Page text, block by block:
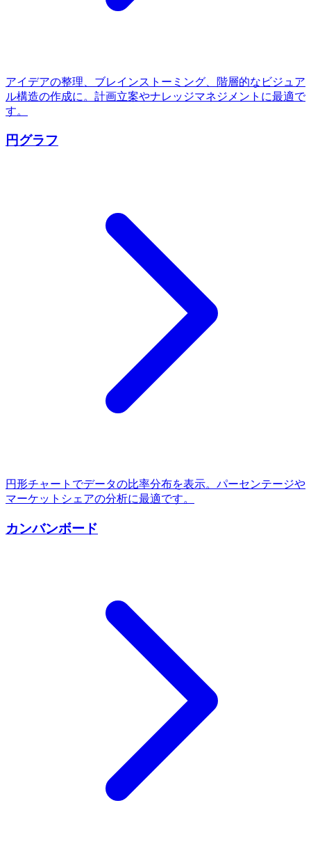
アイデアの整理、ブレインストーミング、階層的なビジュア
ル構造の作成に。計画立案やナレッジマネジメントに最適で
す。
円グラフ
円形チャートでデータの比率分布を表示。パーセンテージや
マーケットシェアの分析に最適です。
カンバンボード